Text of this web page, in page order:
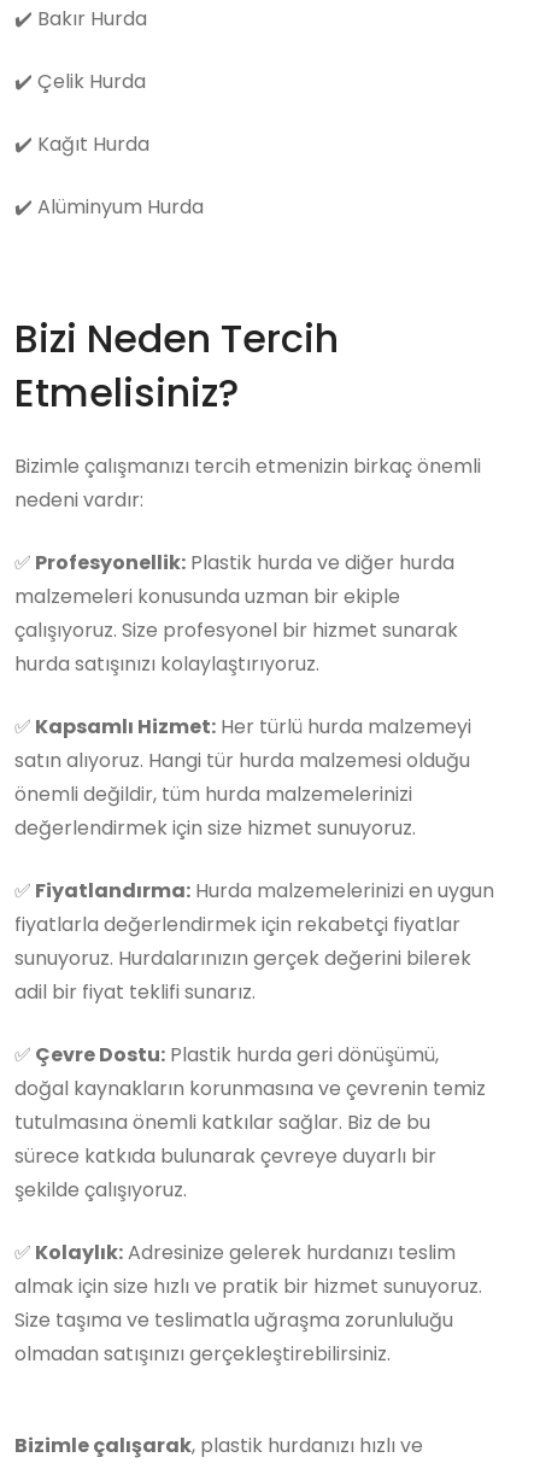
✔️ Bakır Hurda
✔️ Çelik Hurda
✔️ Kağıt Hurda
✔️ Alüminyum Hurda
Bizi Neden Tercih
Etmelisiniz?
Bizimle çalışmanızı tercih etmenizin birkaç önemli
nedeni vardır:
✅ Profesyonellik: Plastik hurda ve diğer hurda
malzemeleri konusunda uzman bir ekiple
çalışıyoruz. Size profesyonel bir hizmet sunarak
hurda satışınızı kolaylaştırıyoruz.
✅ Kapsamlı Hizmet: Her türlü hurda malzemeyi
satın alıyoruz. Hangi tür hurda malzemesi olduğu
önemli değildir, tüm hurda malzemelerinizi
değerlendirmek için size hizmet sunuyoruz.
✅ Fiyatlandırma: Hurda malzemelerinizi en uygun
fiyatlarla değerlendirmek için rekabetçi fiyatlar
sunuyoruz. Hurdalarınızın gerçek değerini bilerek
adil bir fiyat teklifi sunarız.
✅ Çevre Dostu: Plastik hurda geri dönüşümü,
doğal kaynakların korunmasına ve çevrenin temiz
tutulmasına önemli katkılar sağlar. Biz de bu
sürece katkıda bulunarak çevreye duyarlı bir
şekilde çalışıyoruz.
✅ Kolaylık:Adresinize gelerek hurdanızı teslim
almak için size hızlı ve pratik bir hizmet sunuyoruz.
Size taşıma ve teslimatla uğraşma zorunluluğu
olmadan satışınızı gerçekleştirebilirsiniz.
Bizimle çalışarak, plastik hurdanızı hızlı ve